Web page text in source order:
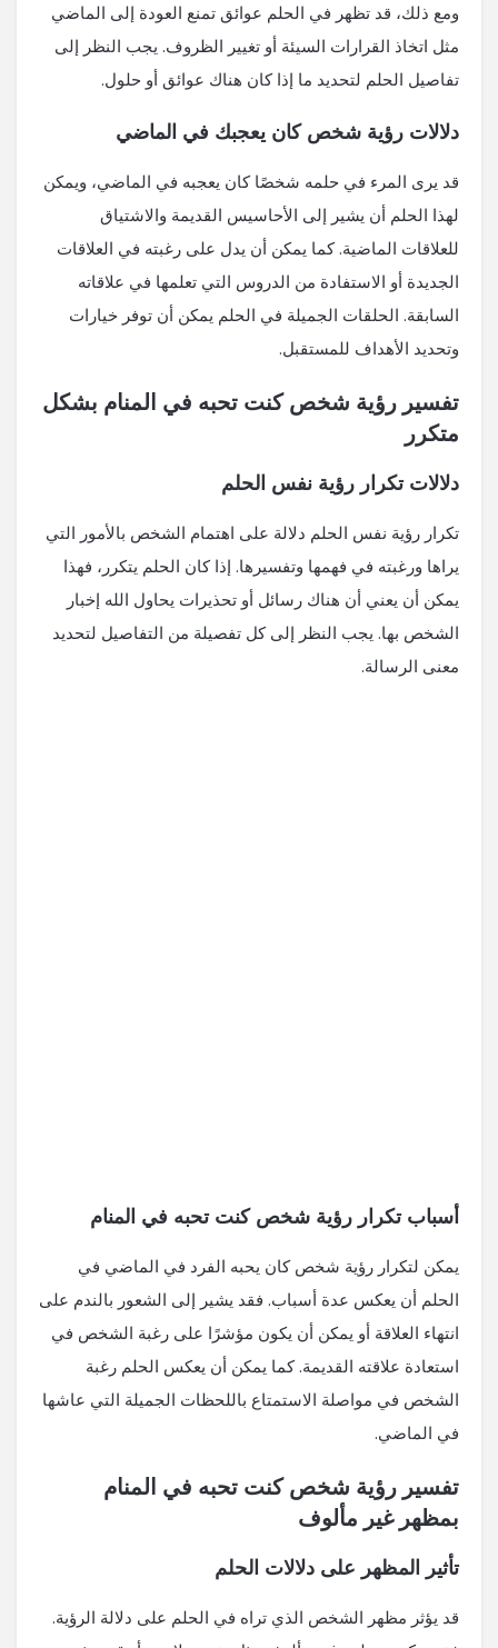
ومع ذلك، قد تظهر في الحلم عوائق تمنع العودة إلى الماضي
مثل اتخاذ القرارات السيئة أو تغيير الظروف. يجب النظر إلى
تفاصيل الحلم لتحديد ما إذا كان هناك عوائق أو حلول.
دلالات رؤية شخص كان يعجبك في الماضي
قد يرى المرء في حلمه شخصًا كان يعجبه في الماضي، ويمكن
لهذا الحلم أن يشير إلى الأحاسيس القديمة والاشتياق
للعلاقات الماضية. كما يمكن أن يدل على رغبته في العلاقات
الجديدة أو الاستفادة من الدروس التي تعلمها في علاقاته
السابقة. الحلقات الجميلة في الحلم يمكن أن توفر خيارات
وتحديد الأهداف للمستقبل.
تفسير رؤية شخص كنت تحبه في المنام بشكل
متكرر
دلالات تكرار رؤية نفس الحلم
تكرار رؤية نفس الحلم دلالة على اهتمام الشخص بالأمور التي
يراها ورغبته في فهمها وتفسيرها. إذا كان الحلم يتكرر، فهذا
يمكن أن يعني أن هناك رسائل أو تحذيرات يحاول الله إخبار
الشخص بها. يجب النظر إلى كل تفصيلة من التفاصيل لتحديد
معنى الرسالة.
أسباب تكرار رؤية شخص كنت تحبه في المنام
يمكن لتكرار رؤية شخص كان يحبه الفرد في الماضي في
الحلم أن يعكس عدة أسباب. فقد يشير إلى الشعور بالندم على
انتهاء العلاقة أو يمكن أن يكون مؤشرًا على رغبة الشخص في
استعادة علاقته القديمة. كما يمكن أن يعكس الحلم رغبة
الشخص في مواصلة الاستمتاع باللحظات الجميلة التي عاشها
في الماضي.
تفسير رؤية شخص كنت تحبه في المنام
بمظهر غير مألوف
تأثير المظهر على دلالات الحلم
قد يؤثر مظهر الشخص الذي تراه في الحلم على دلالة الرؤية.